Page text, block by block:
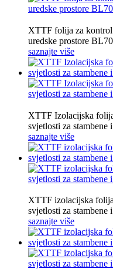
XTTF folija za
uredske prostore BL70
saznajte više
XTTF Izolacijska
svjetlosti za stambene
saznajte više
XTTF izolacijska
svjetlosti za stambene
saznajte više